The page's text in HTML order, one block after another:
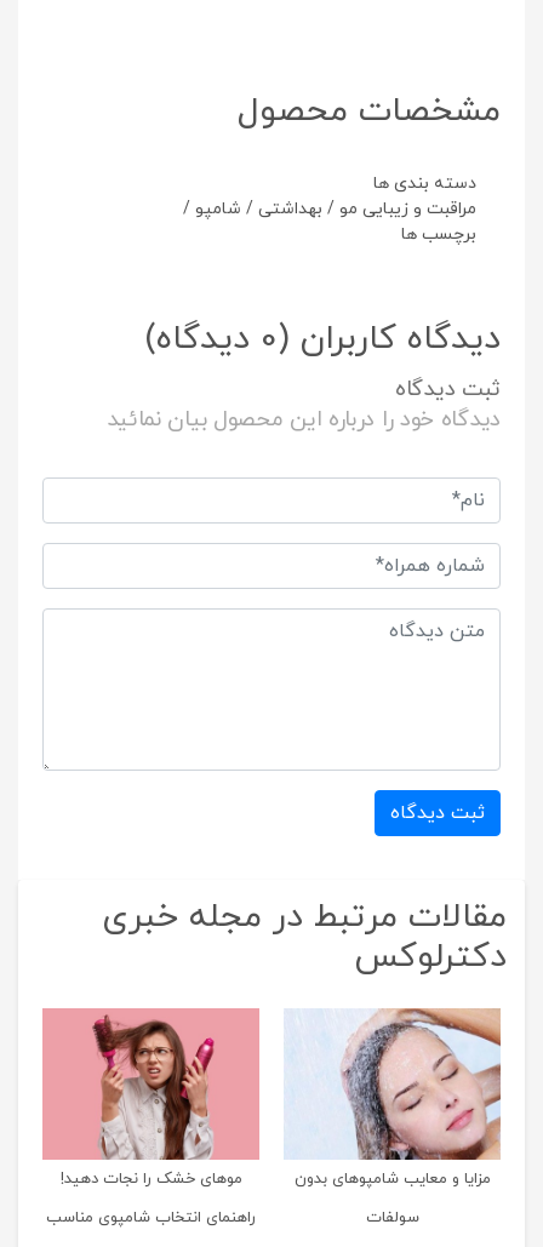
مشخصات محصول
دسته بندی ها
مراقبت و زیبایی مو / بهداشتی / شامپو /
برچسب ها
دیدگاه کاربران (0 دیدگاه)
ثبت دیدگاه
دیدگاه خود را درباره این محصول بیان نمائید
ثبت دیدگاه
مقالات مرتبط در مجله خبری
دکترلوکس
مزایا و معایب شامپوهای بدون
سولفات
موهای خشک را نجات دهید!
راهنمای انتخاب شامپوی مناسب